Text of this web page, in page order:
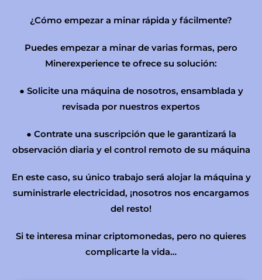
¿Cómo empezar a minar rápida y fácilmente?
Puedes empezar a minar de varias formas, pero
Minerexperience te ofrece su solución:
● Solicite una máquina de nosotros, ensamblada y
revisada por nuestros expertos
● Contrate una suscripción que le garantizará la
observación diaria y el control remoto de su máquina
En este caso, su único trabajo será alojar la máquina y
suministrarle electricidad, ¡nosotros nos encargamos
del resto!
Si te interesa minar criptomonedas, pero no quieres
complicarte la vida…